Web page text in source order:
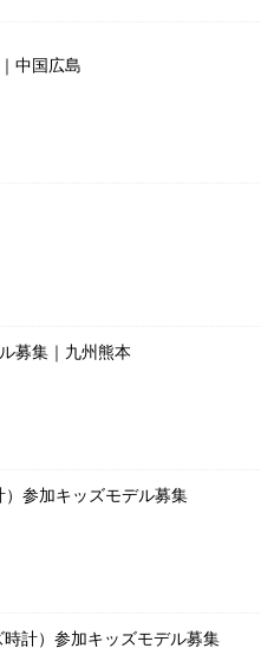
中国広島
募集｜九州熊本
）参加キッズモデル募集
計）参加キッズモデル募集